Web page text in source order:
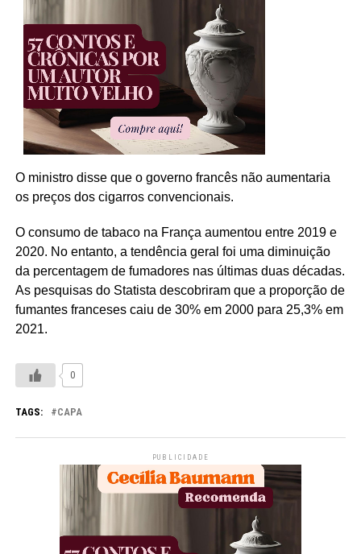
O ministro disse que o governo francês não aumentaria
os preços dos cigarros convencionais.
O consumo de tabaco na França aumentou entre 2019 e
2020. No entanto, a tendência geral foi uma diminuição
da percentagem de fumadores nas últimas duas décadas.
As pesquisas do Statista descobriram que a proporção de
fumantes franceses caiu de 30% em 2000 para 25,3% em
2021.
0
TAGS: CAPA
PUBLICIDADE